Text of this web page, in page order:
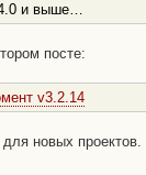
и выше…
посте:
v3.2.14
новых